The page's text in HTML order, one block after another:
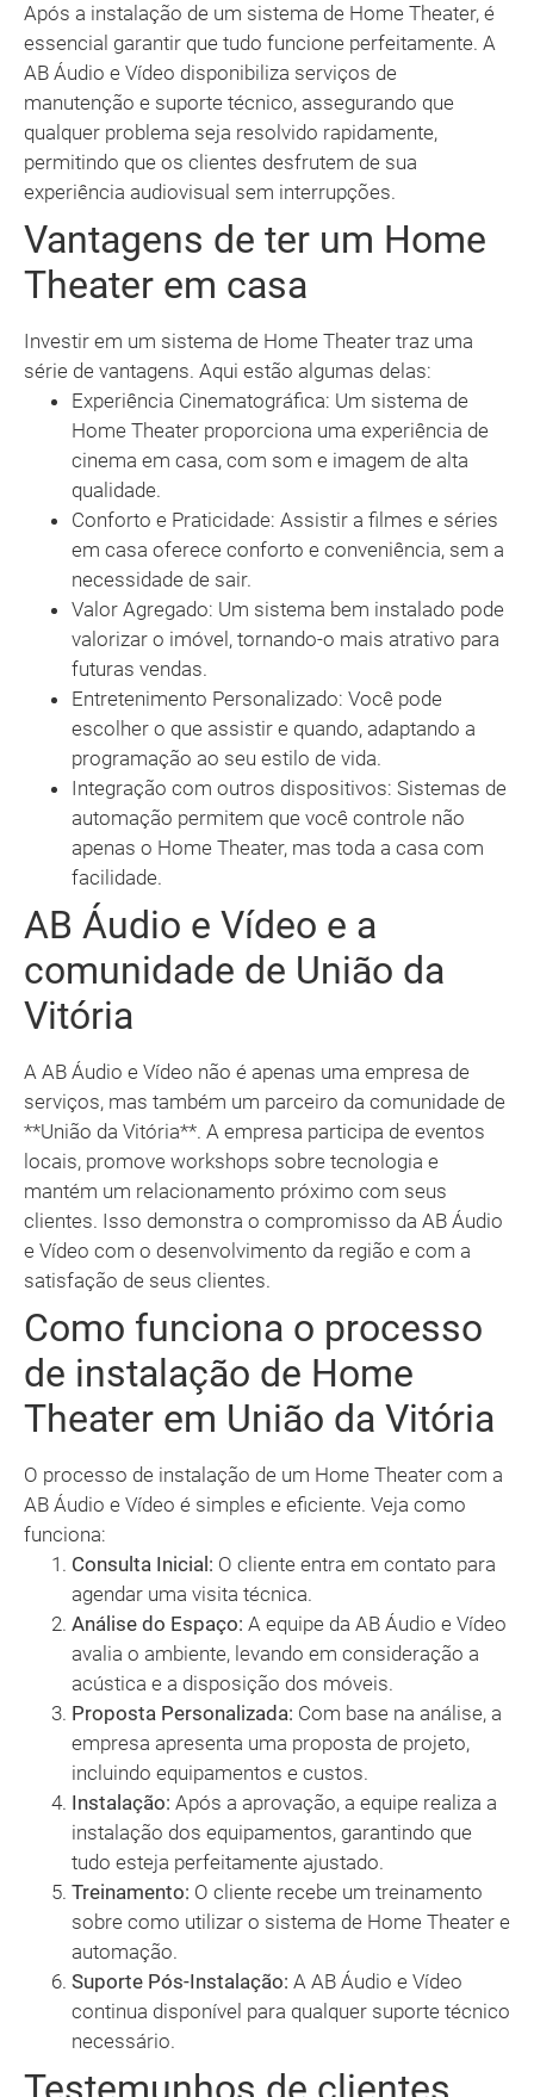
Após a instalação de um sistema de Home Theater, é
essencial garantir que tudo funcione perfeitamente. A
AB Áudio e Vídeo disponibiliza serviços de
manutenção e suporte técnico, assegurando que
qualquer problema seja resolvido rapidamente,
permitindo que os clientes desfrutem de sua
experiência audiovisual sem interrupções.
Vantagens de ter um Home
Theater em casa
Investir em um sistema de Home Theater traz uma
série de vantagens. Aqui estão algumas delas:
Experiência Cinematográfica: Um sistema de
Home Theater proporciona uma experiência de
cinema em casa, com som e imagem de alta
qualidade.
Conforto e Praticidade: Assistir a filmes e séries
em casa oferece conforto e conveniência, sem a
necessidade de sair.
Valor Agregado: Um sistema bem instalado pode
valorizar o imóvel, tornando-o mais atrativo para
futuras vendas.
Entretenimento Personalizado: Você pode
escolher o que assistir e quando, adaptando a
programação ao seu estilo de vida.
Integração com outros dispositivos: Sistemas de
automação permitem que você controle não
apenas o Home Theater, mas toda a casa com
facilidade.
AB Áudio e Vídeo e a
comunidade de União da
Vitória
A AB Áudio e Vídeo não é apenas uma empresa de
serviços, mas também um parceiro da comunidade de
**União da Vitória**. A empresa participa de eventos
locais, promove workshops sobre tecnologia e
mantém um relacionamento próximo com seus
clientes. Isso demonstra o compromisso da AB Áudio
e Vídeo com o desenvolvimento da região e com a
satisfação de seus clientes.
Como funciona o processo
de instalação de Home
Theater em União da Vitória
O processo de instalação de um Home Theater com a
AB Áudio e Vídeo é simples e eficiente. Veja como
funciona:
Consulta Inicial: O cliente entra em contato para
agendar uma visita técnica.
Análise do Espaço: A equipe da AB Áudio e Vídeo
avalia o ambiente, levando em consideração a
acústica e a disposição dos móveis.
Proposta Personalizada: Com base na análise, a
empresa apresenta uma proposta de projeto,
incluindo equipamentos e custos.
Instalação: Após a aprovação, a equipe realiza a
instalação dos equipamentos, garantindo que
tudo esteja perfeitamente ajustado.
Treinamento: O cliente recebe um treinamento
sobre como utilizar o sistema de Home Theater e
automação.
Suporte Pós-Instalação: A AB Áudio e Vídeo
continua disponível para qualquer suporte técnico
necessário.